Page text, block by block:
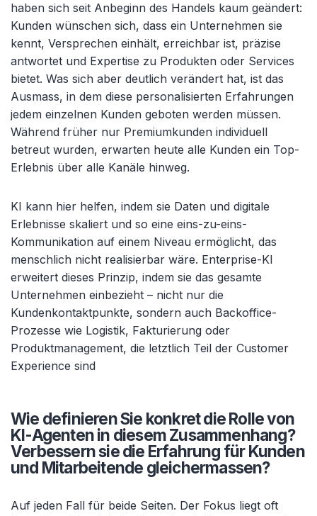
haben sich seit Anbeginn des Handels kaum geändert:
Kunden wünschen sich, dass ein Unternehmen sie
kennt, Versprechen einhält, erreichbar ist, präzise
antwortet und Expertise zu Produkten oder Services
bietet. Was sich aber deutlich verändert hat, ist das
Ausmass, in dem diese personalisierten Erfahrungen
jedem einzelnen Kunden geboten werden müssen.
Während früher nur Premiumkunden individuell
betreut wurden, erwarten heute alle Kunden ein Top-
Erlebnis über alle Kanäle hinweg.
KI kann hier helfen, indem sie Daten und digitale
Erlebnisse skaliert und so eine eins-zu-eins-
Kommunikation auf einem Niveau ermöglicht, das
menschlich nicht realisierbar wäre. Enterprise-KI
erweitert dieses Prinzip, indem sie das gesamte
Unternehmen einbezieht – nicht nur die
Kundenkontaktpunkte, sondern auch Backoffice-
Prozesse wie Logistik, Fakturierung oder
Produktmanagement, die letztlich Teil der Customer
Experience sind
Wie definieren Sie konkret die Rolle von
KI-Agenten in diesem Zusammenhang?
Verbessern sie die Erfahrung für Kunden
und Mitarbeitende gleichermassen?
Auf jeden Fall für beide Seiten. Der Fokus liegt oft